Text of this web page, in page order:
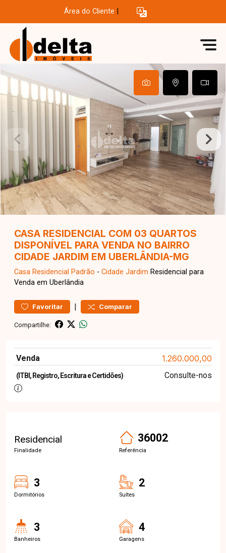
Área do Cliente
CASA RESIDENCIAL COM 03 QUARTOS
DISPONÍVEL PARA VENDA NO BAIRRO
CIDADE JARDIM EM UBERLÂNDIA-MG
Casa Residencial Padrão - Cidade Jardim Residencial para
Venda em Uberlândia
Favoritar | Comparar
Compartilhe:
Venda 1.260.000,00
(ITBI, Registro, Escritura e Certidões) Consulte-nos
Residencial
Finalidade
36002
Referência
3
Dormitórios
2
Suítes
3
Banheiros
4
Garagens